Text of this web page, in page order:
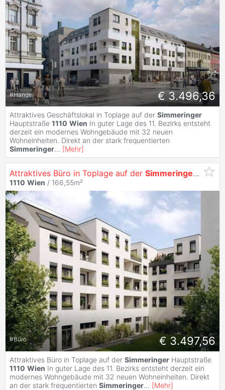
#Handel € 3.496,36
Attraktives Geschäftslokal in Toplage auf der Simmeringer
Hauptstraße 1110 Wien In guter Lage des 11. Bezirks entsteht
derzeit ein modernes Wohngebäude mit 32 neuen
Wohneinheiten. Direkt an der stark frequentierten
Simmeringer... [Mehr]
Attraktives Büro in Toplage auf der Simmeringer
1110 Wien / 166,55m²
#Büro € 3.497,56
Attraktives Büro in Toplage auf der Simmeringer Hauptstraße
1110 Wien In guter Lage des 11. Bezirks entsteht derzeit ein
modernes Wohngebäude mit 32 neuen Wohneinheiten. Direkt
an der stark frequentierten Simmeringer... [Mehr]